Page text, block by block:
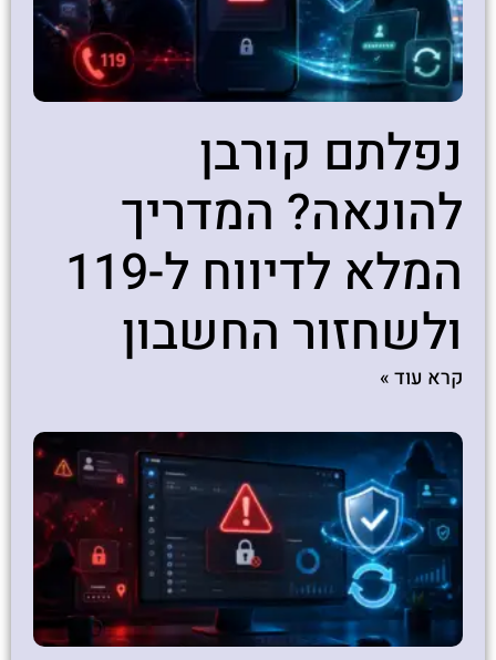
נפלתם קורבן
להונאה? המדריך
המלא לדיווח ל-119
ולשחזור החשבון
קרא עוד »